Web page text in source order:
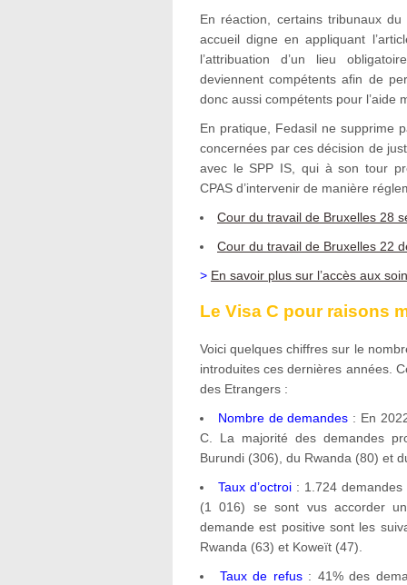
En réaction, certains tribunaux
accueil digne en appliquant
l’attribuation d’un lieu
deviennent compétents afin de
donc aussi compétents pour l’aide
En pratique, Fedasil ne supprime
concernées par ces décision de
avec le SPP IS, qui à son tour
CPAS d’intervenir de manière
Cour du travail de Bruxelles 28
Cour du travail de Bruxelles 22
> En savoir plus sur l’accès aux
Le Visa C pour raisons
Voici quelques chiffres sur le
introduites ces dernières années.
des Etrangers :
Nombre de demandes : En
C. La majorité des demandes
Burundi (306), du Rwanda (80) et
Taux d’octroi : 1.724
(1 016) se sont vus accorder
demande est positive sont les
Rwanda (63) et Koweït (47).
Taux de refus: 41% des